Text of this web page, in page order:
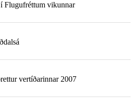
Flugufréttum vikunnar
vertíðarinnar 2007